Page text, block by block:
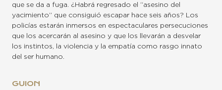
que se da a fuga. ¿Habrá regresado el “asesino del
yacimiento” que consiguió escapar hace seis años? Los
policías estarán inmersos en espectaculares persecuciones
que los acercarán al asesino y que los llevarán a desvelar
los instintos, la violencia y la empatía como rasgo innato
del ser humano.
GUION